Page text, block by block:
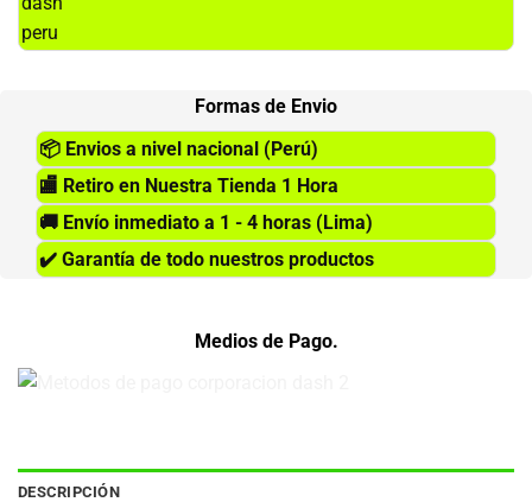
Formas de Envio
📦 Envios a nivel nacional (Perú)
🏬 Retiro en Nuestra Tienda 1 Hora
🚚 Envío inmediato a 1 - 4 horas (Lima)
✔️ Garantía de todo nuestros productos
Medios de Pago.
DESCRIPCIÓN